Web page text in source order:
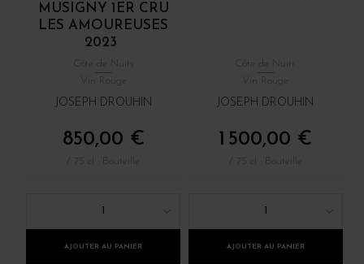
MUSIGNY 1ER CRU
LES AMOUREUSES
2023
JOSEPH DROUHIN
850,00 €
1
AJOUTER AU PANIER
JOSEPH DROUHIN
1 500,00 €
1
AJOUTER AU PANIER